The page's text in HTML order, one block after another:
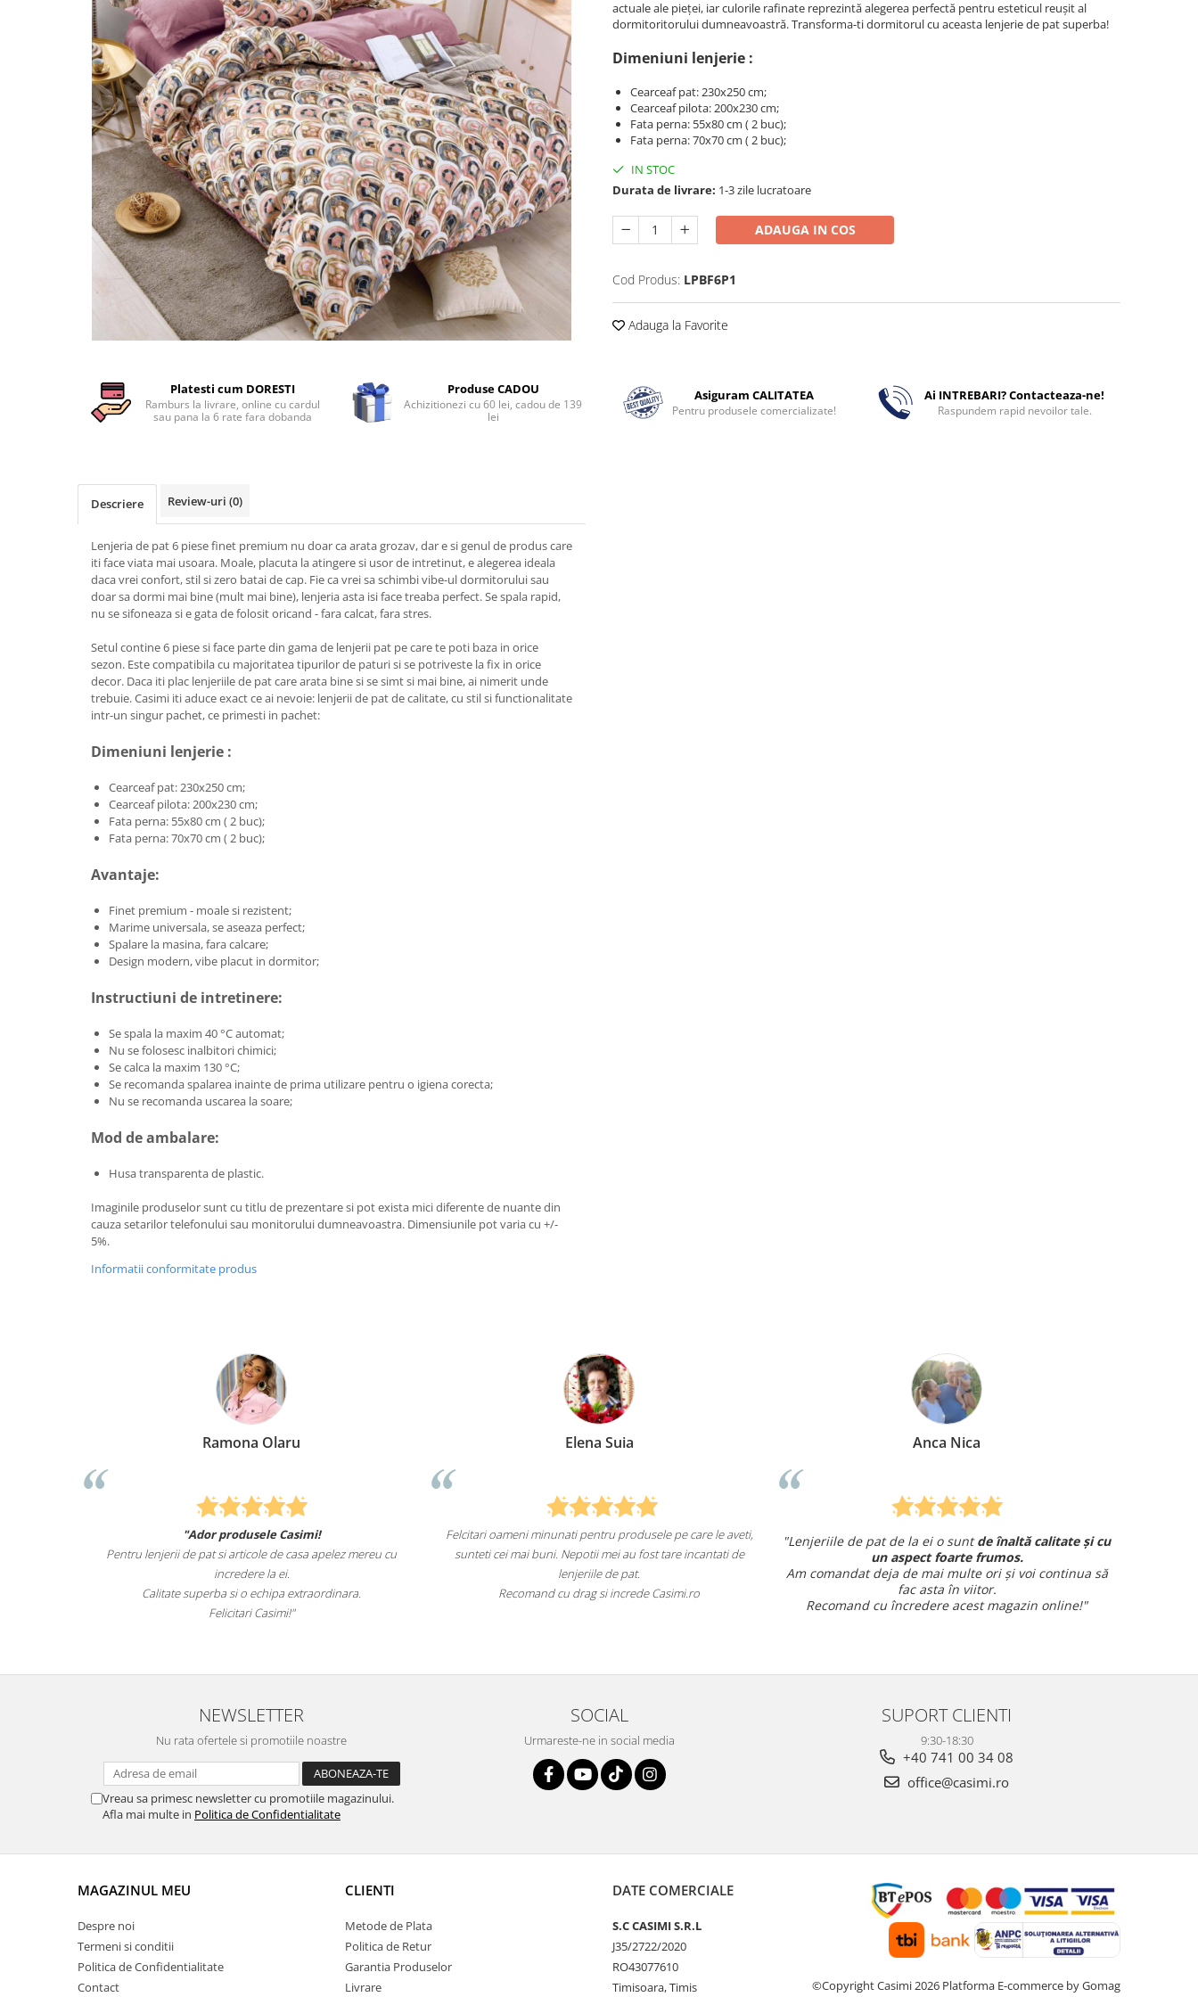
Cearceaf cu elastic
Cearceaf normal
Lenjerii De Pat Creponate
Lenjerii De Pat Bumbac Poplin 2
Lenjerii De Pat Bumbac Poplin,
Matlasate, 2 Persoane
Lenjerii De Pat Bumbac Satinat 2
Lenjerii De Pat Volanase
Lenjerii De Pat, Finet Premium 3D,
Lenjerii De Pat Jacquard
Artificiala De Iepure, 6 Piese, 2
Set Lenjerie Pat Blanita Iepure, 6
Set Lenjerie De Pat, 7 Piese, Cu
Pilota / Cuvertura Inclusa
Set Lenjerie De Pat Jacquard Regal,
11 Piese, Cuvertura Inclusa
Lenjerii Damasc Egiptean King Size
Lenjerii De Pat, Finet Premium, 1
Lenjerii De Pat Damasc 1 Persoana
Lenjerii De Pat, Imprimeu 3D, 1
Facebook
actuale ale pieței, iar culorile rafinate reprezintă alegerea perfectă pentru esteticul reușit al
dormitoritorului dumneavoastră. Transforma-ti dormitorul cu aceasta lenjerie de pat superba!
Dimeniuni lenjerie :
Cearceaf pat: 230x250 cm;
Cearceaf pilota: 200x230 cm;
Fata perna: 55x80 cm ( 2 buc);
Fata perna: 70x70 cm ( 2 buc);
IN STOC
Durata de livrare: 1-3 zile lucratoare
ADAUGA IN COS
Cod Produs: LPBF6P1
Adauga la Favorite
Platesti cum DORESTI
Ramburs la livrare, online cu cardul
sau pana la 6 rate fara dobanda
Produse CADOU
Achizitionezi cu 60 lei, cadou de 139
lei
Asiguram CALITATEA
Pentru produsele comercializate!
Ai INTREBARI? Contacteaza-ne!
Raspundem rapid nevoilor tale.
Descriere Review-uri (0)
Lenjeria de pat 6 piese finet premium nu doar ca arata grozav, dar e si genul de produs care
iti face viata mai usoara. Moale, placuta la atingere si usor de intretinut, e alegerea ideala
daca vrei confort, stil si zero batai de cap. Fie ca vrei sa schimbi vibe-ul dormitorului sau
doar sa dormi mai bine (mult mai bine), lenjeria asta isi face treaba perfect. Se spala rapid,
nu se sifoneaza si e gata de folosit oricand - fara calcat, fara stres.
Setul contine 6 piese si face parte din gama de lenjerii pat pe care te poti baza in orice
sezon. Este compatibila cu majoritatea tipurilor de paturi si se potriveste la fix in orice
decor. Daca iti plac lenjeriile de pat care arata bine si se simt si mai bine, ai nimerit unde
trebuie. Casimi iti aduce exact ce ai nevoie: lenjerii de pat de calitate, cu stil si functionalitate
intr-un singur pachet, ce primesti in pachet:
Dimeniuni lenjerie :
Cearceaf pat: 230x250 cm;
Cearceaf pilota: 200x230 cm;
Fata perna: 55x80 cm ( 2 buc);
Fata perna: 70x70 cm ( 2 buc);
Avantaje:
Finet premium - moale si rezistent;
Marime universala, se aseaza perfect;
Spalare la masina, fara calcare;
Design modern, vibe placut in dormitor;
Instructiuni de intretinere:
Se spala la maxim 40 °C automat;
Nu se folosesc inalbitori chimici;
Se calca la maxim 130 °C;
Se recomanda spalarea inainte de prima utilizare pentru o igiena corecta;
Nu se recomanda uscarea la soare;
Mod de ambalare:
Husa transparenta de plastic.
Imaginile produselor sunt cu titlu de prezentare si pot exista mici diferente de nuante din
cauza setarilor telefonului sau monitorului dumneavoastra. Dimensiunile pot varia cu +/-
5%.
Informatii conformitate produs
Ramona Olaru
"Ador produsele Casimi!
Pentru lenjerii de pat si articole de casa apelez mereu cu
incredere la ei.
Calitate superba si o echipa extraordinara.
Felicitari Casimi!"
Elena Suia
Felcitari oameni minunati pentru produsele pe care le aveti,
sunteti cei mai buni. Nepotii mei au fost tare incantati de
lenjeriile de pat.
Recomand cu drag si increde Casimi.ro
Anca Nica
"Lenjeriile de pat de la ei o suntde înaltă calitate și cu
un aspect foarte frumos.
Am comandat deja de mai multe ori și voi continua să
fac asta în viitor.
Recomand cu încredere acest magazin online!"
NEWSLETTER
Nu rata ofertele si promotiile noastre
Vreau sa primesc newsletter cu promotiile magazinului.
Afla mai multe in Politica de Confidentialitate
SOCIAL
Urmareste-ne in social media
SUPORT CLIENTI
9:30-18:30
+40 741 00 34 08
office@casimi.ro
MAGAZINUL MEU
Despre noi
Termeni si conditii
Politica de Confidentialitate
Contact
CLIENTI
Metode de Plata
Politica de Retur
Garantia Produselor
Livrare
DATE COMERCIALE
S.C CASIMI S.R.L
J35/2722/2020
RO43077610
Timisoara, Timis
©Copyright Casimi 2026 Platforma E-commerce by Gomag